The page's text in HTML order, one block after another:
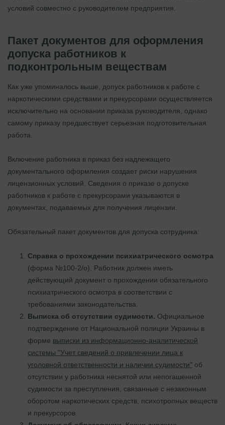
условий совместно с руководителем предприятия.
Пакет документов для оформления
допуска работников к
подконтрольным веществам
Как уже упоминалось выше, допуск работников к работе с
наркотическими средствами и прекурсорами осуществляется
исключительно на основании приказа руководителя, однако
самому приказу предшествует серьезная подготовительная
работа.
Включение работника в приказ без надлежащего
документального оформления создает риски нарушения
лицензионных условий. Сведения о приказе о допуске
работников к работе с прекурсорами указываются в
документах, подаваемых для получения лицензии.
Обязательный пакет документов для допуска сотрудника:
Справка о прохождении психиатрического осмотра
(форма №100-2/о). Работник должен иметь
действующий документ о прохождении обязательного
психиатрического осмотра в соответствии с
требованиями законодательства.
Выписка об отсутствии судимости. Официальное
подтверждение от Национальной полиции Украины в
форме выписки из информационно-аналитической
системы "Учет сведений о привлечении лица к
уголовной ответственности и наличии судимости" об
отсутствии у работника неснятой или непогашенной
судимости за преступления, связанные с незаконным
оборотом наркотических средств, психотропных веществ
и прекурсоров.